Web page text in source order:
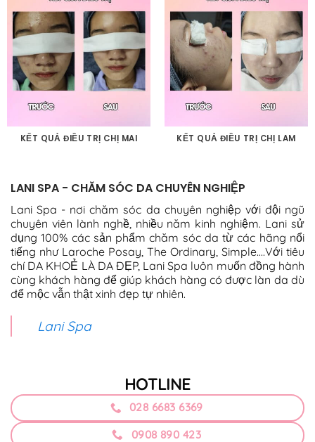
KẾT QUẢ ĐIỀU TRỊ CHỊ MAI KẾT QUẢ ĐIỀU TRỊ CHỊ LAM
LANI SPA - CHĂM SÓC DA CHUYÊN NGHIỆP
Lani Spa - nơi chăm sóc da chuyên nghiệp với đội ngũ
chuyên viên lành nghề, nhiều năm kinh nghiệm. Lani sử
dụng 100% các sản phẩm chăm sóc da từ các hãng nổi
tiếng như Laroche Posay, The Ordinary, Simple....Với tiêu
chí DA KHOẺ LÀ DA ĐẸP, Lani Spa luôn muốn đồng hành
cùng khách hàng để giúp khách hàng có được làn da dù
để mộc vẫn thật xinh đẹp tự nhiên.
Lani Spa
HOTLINE
028 6683 6369
0908 890 423